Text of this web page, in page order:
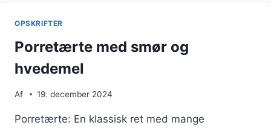
OPSKRIFTER
Porretærte med smør og
hvedemel
Af 19. december 2024
Porretærte: En klassisk ret med mange